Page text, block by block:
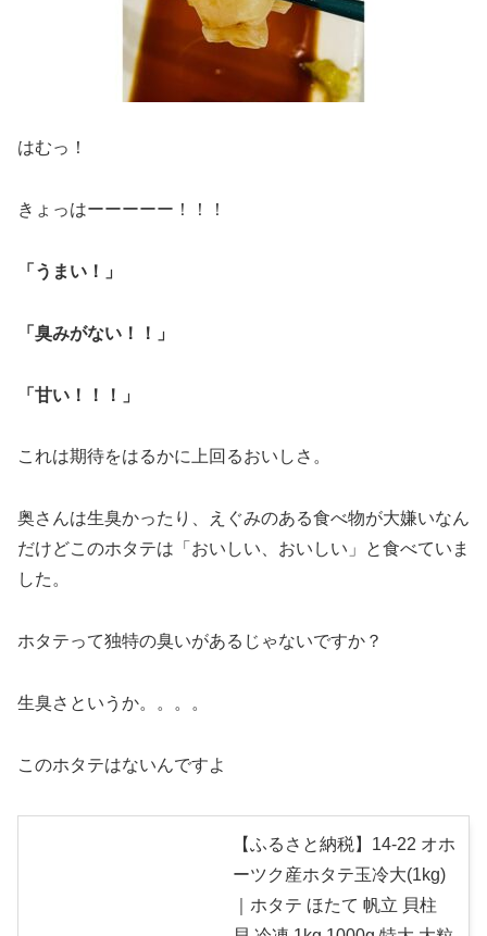
はむっ！
きょっはーーーーー！！！
「うまい！」
「臭みがない！！」
「甘い！！！」
これは期待をはるかに上回るおいしさ。
奥さんは生臭かったり、えぐみのある食べ物が大嫌いなん
だけどこのホタテは「おいしい、おいしい」と食べていま
した。
ホタテって独特の臭いがあるじゃないですか？
生臭さというか。。。。
このホタテはないんですよ
【ふるさと納税】14-22 オホ
ーツク産ホタテ玉冷大(1kg)
｜ホタテ ほたて 帆立 貝柱